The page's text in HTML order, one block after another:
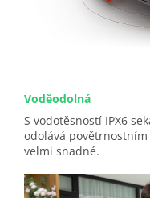
Voděodolná
S vodotěsností IPX6
odolává
velmi snadné.